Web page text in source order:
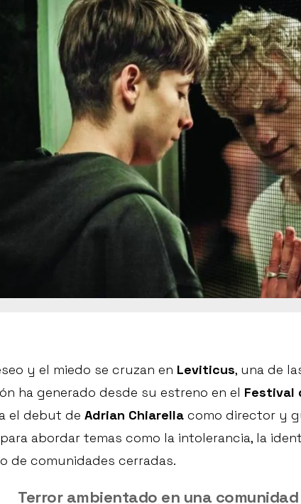
y el miedo se cruzan en Leviticus, una de
ha generado desde su estreno en el Festival
el debut de Adrian Chiarella como director y
abordar temas como la intolerancia, la
de comunidades cerradas.
Terror ambientado en una